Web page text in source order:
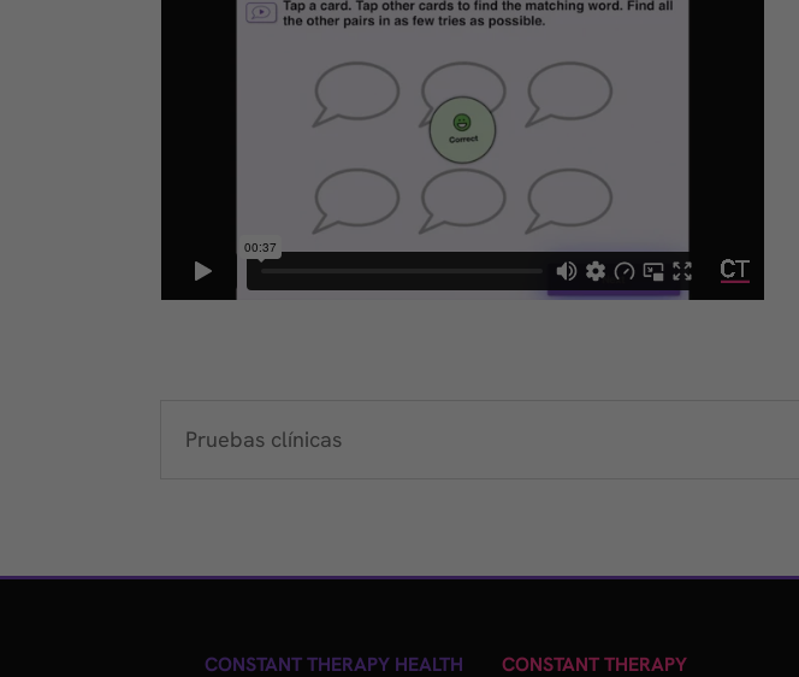
Pruebas clínicas
CONSTANT THERAPY HEALTH CONSTANT THERAPY